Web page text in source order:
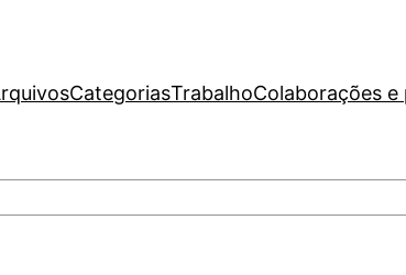
CategoriasTrabalhoColaborações e